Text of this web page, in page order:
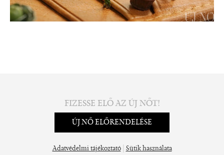
FIZESSE ELŐ AZ ÚJ NŐT!
ÚJ NŐ ELŐRENDELÉSE
Adatvédelmi tájékoztató| Sütik használata